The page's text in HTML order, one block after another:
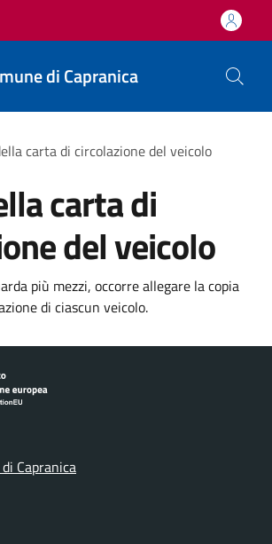
di Capranica
pane
carta di circolazione del veicolo
carta di
del veicolo
più mezzi, occorre allegare la copia
di ciascun veicolo.
Capranica